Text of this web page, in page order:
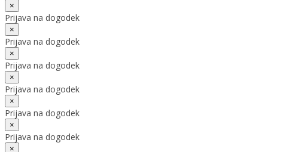
×
Prijava na dogodek
×
Prijava na dogodek
×
Prijava na dogodek
×
Prijava na dogodek
×
Prijava na dogodek
×
Prijava na dogodek
×